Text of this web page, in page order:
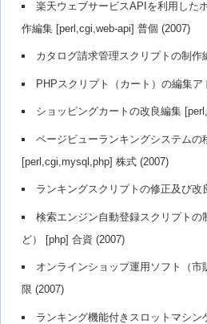
楽天ウェブサービスAPIを利用した
作編集 [perl,cgi,web-api] 普個 (2007)
カタログ請求管理スクリプトの制
PHPスクリプト（カート）の編集
ショッピングカートの改良編集
ページビューランキングシステムの
[perl,cgi,mysql,php] 株式 (2007)
ランキングスクリプトの修正及び
検索エンジン自動登録スクリプトの
ど） [php] 合資 (2007)
オンラインショップ運用ソフト（
限 (2007)
ランキング機能付きスロットマシ